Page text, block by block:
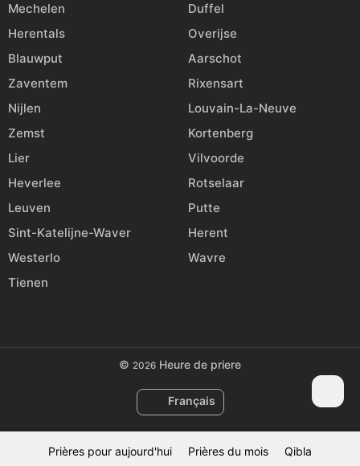
Prières pour aujourd'hui Prières du mois Qibla
Mechelen
Duffel
Herentals
Overijse
Blauwput
Aarschot
Zaventem
Rixensart
Nijlen
Louvain-La-Neuve
Zemst
Kortenberg
Lier
Vilvoorde
Heverlee
Rotselaar
Leuven
Putte
Sint-Katelijne-Waver
Herent
Westerlo
Wavre
Tienen
© 2026 Heure de priere
Français